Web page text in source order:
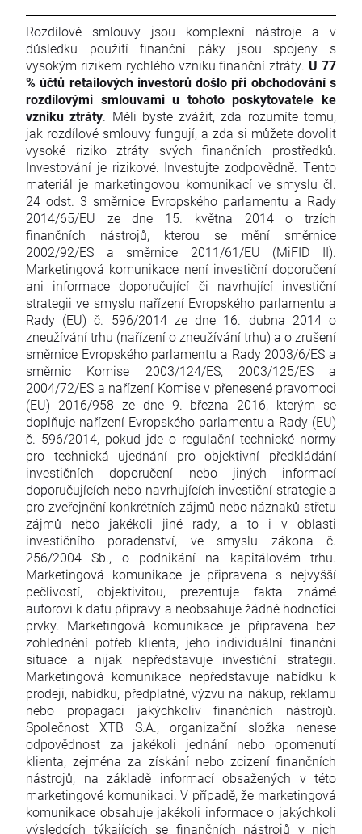
Rozdílové smlouvy jsou komplexní nástroje a v
důsledku použití finanční páky jsou spojeny s
vysokým rizikem rychlého vzniku finanční ztráty. U 77
% účtů retailových investorů došlo při obchodování s
rozdílovými smlouvami u tohoto poskytovatele ke
vzniku ztráty. Měli byste zvážit, zda rozumíte tomu,
jak rozdílové smlouvy fungují, a zda si můžete dovolit
vysoké riziko ztráty svých finančních prostředků.
Investování je rizikové. Investujte zodpovědně. Tento
materiál je marketingovou komunikací ve smyslu čl.
24 odst. 3 směrnice Evropského parlamentu a Rady
2014/65/EU ze dne 15. května 2014 o trzích
finančních nástrojů, kterou se mění směrnice
2002/92/ES a směrnice 2011/61/EU (MiFID II).
Marketingová komunikace není investiční doporučení
ani informace doporučující či navrhující investiční
strategii ve smyslu nařízení Evropského parlamentu a
Rady (EU) č. 596/2014 ze dne 16. dubna 2014 o
zneužívání trhu (nařízení o zneužívání trhu) a o zrušení
směrnice Evropského parlamentu a Rady 2003/6/ES a
směrnic Komise 2003/124/ES, 2003/125/ES a
2004/72/ES a nařízení Komise v přenesené pravomoci
(EU) 2016/958 ze dne 9. března 2016, kterým se
doplňuje nařízení Evropského parlamentu a Rady (EU)
č. 596/2014, pokud jde o regulační technické normy
pro technická ujednání pro objektivní předkládání
investičních doporučení nebo jiných informací
doporučujících nebo navrhujících investiční strategie a
pro zveřejnění konkrétních zájmů nebo náznaků střetu
zájmů nebo jakékoli jiné rady, a to i v oblasti
investičního poradenství, ve smyslu zákona č.
256/2004 Sb., o podnikání na kapitálovém trhu.
Marketingová komunikace je připravena s nejvyšší
pečlivostí, objektivitou, prezentuje fakta známé
autorovi k datu přípravy a neobsahuje žádné hodnotící
prvky. Marketingová komunikace je připravena bez
zohlednění potřeb klienta, jeho individuální finanční
situace a nijak nepředstavuje investiční strategii.
Marketingová komunikace nepředstavuje nabídku k
prodeji, nabídku, předplatné, výzvu na nákup, reklamu
nebo propagaci jakýchkoliv finančních nástrojů.
Společnost XTB S.A., organizační složka nenese
odpovědnost za jakékoli jednání nebo opomenutí
klienta, zejména za získání nebo zcizení finančních
nástrojů, na základě informací obsažených v této
marketingové komunikaci. V případě, že marketingová
komunikace obsahuje jakékoli informace o jakýchkoli
výsledcích týkajících se finančních nástrojů v nich